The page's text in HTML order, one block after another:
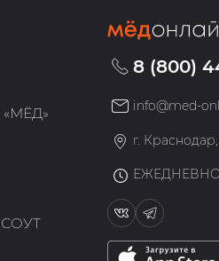
СОУТ
8 (800)
info@med-
г.
ЕЖЕДНЕВНО,